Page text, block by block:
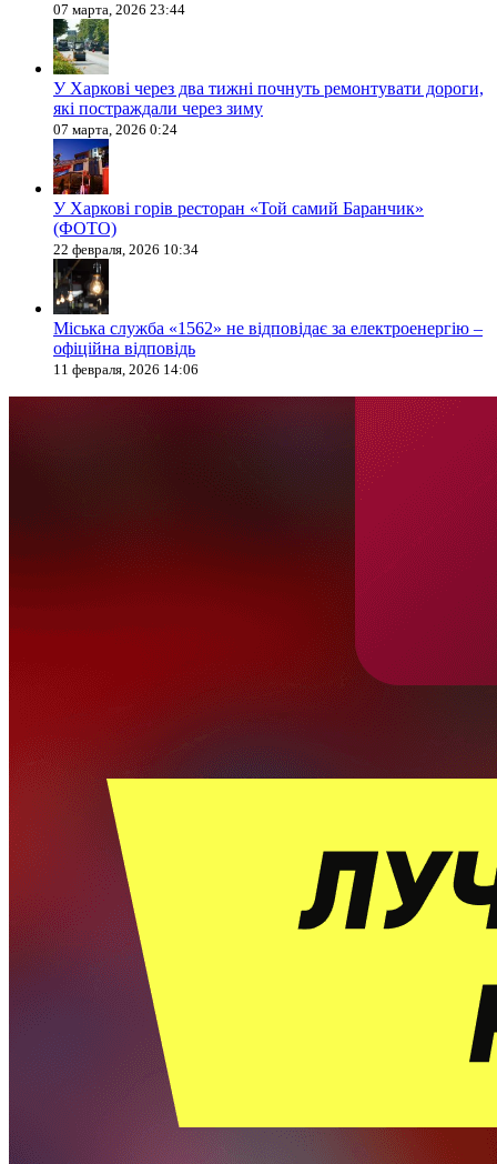
07 марта, 2026 23:44
У Харкові через два тижні почнуть ремонтувати дороги,
які постраждали через зиму
07 марта, 2026 0:24
У Харкові горів ресторан «Той самий Баранчик»
(ФОТО)
22 февраля, 2026 10:34
Міська служба «1562» не відповідає за електроенергію –
офіційна відповідь
11 февраля, 2026 14:06